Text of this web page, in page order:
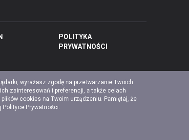
POLITYKA
PRYWATNOŚCI
wyrażasz zgodę na przetwarzanie Twoich
zainteresowań i preferencji, a także celach
cookies na Twoim urządzeniu. Pamiętaj, że
Polityce Prywatności.